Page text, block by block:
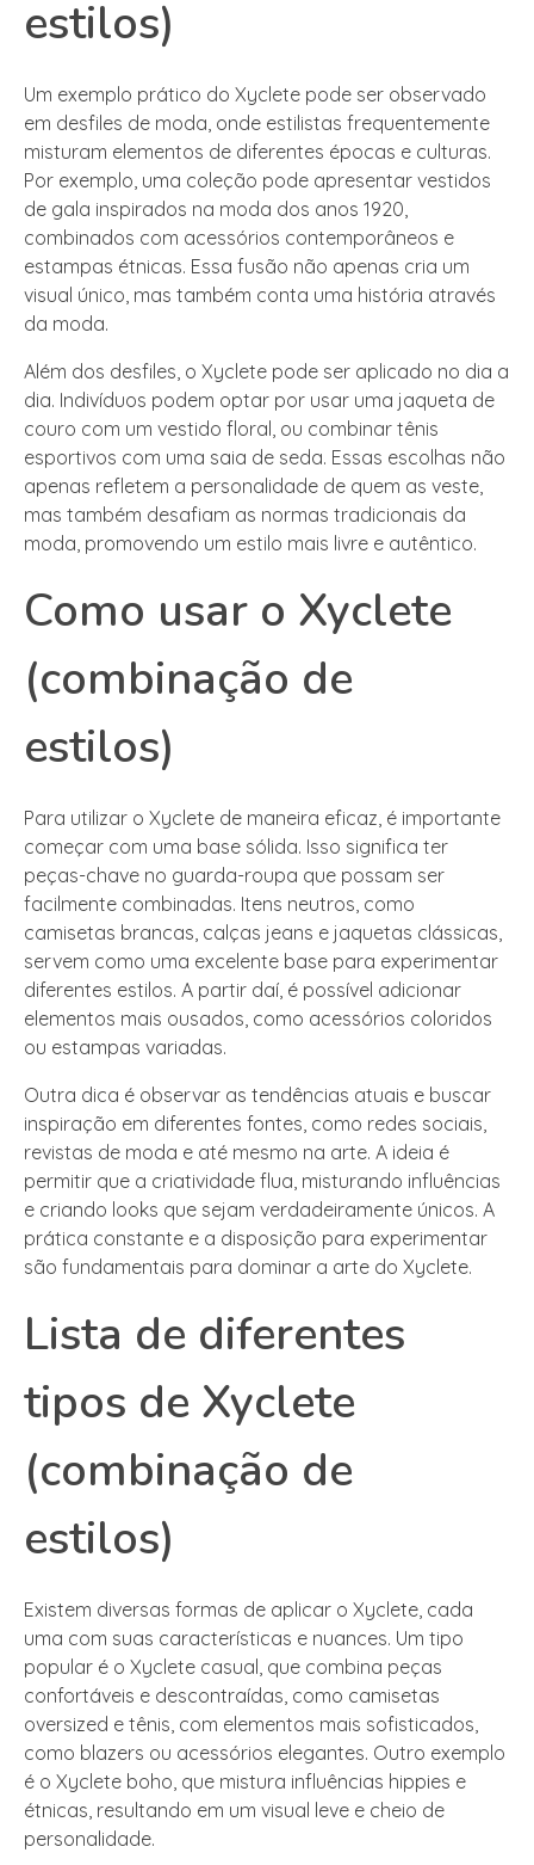
estilos)
Um exemplo prático do Xyclete pode ser observado
em desfiles de moda, onde estilistas frequentemente
misturam elementos de diferentes épocas e culturas.
Por exemplo, uma coleção pode apresentar vestidos
de gala inspirados na moda dos anos 1920,
combinados com acessórios contemporâneos e
estampas étnicas. Essa fusão não apenas cria um
visual único, mas também conta uma história através
da moda.
Além dos desfiles, o Xyclete pode ser aplicado no dia a
dia. Indivíduos podem optar por usar uma jaqueta de
couro com um vestido floral, ou combinar tênis
esportivos com uma saia de seda. Essas escolhas não
apenas refletem a personalidade de quem as veste,
mas também desafiam as normas tradicionais da
moda, promovendo um estilo mais livre e autêntico.
Como usar o Xyclete
(combinação de
estilos)
Para utilizar o Xyclete de maneira eficaz, é importante
começar com uma base sólida. Isso significa ter
peças-chave no guarda-roupa que possam ser
facilmente combinadas. Itens neutros, como
camisetas brancas, calças jeans e jaquetas clássicas,
servem como uma excelente base para experimentar
diferentes estilos. A partir daí, é possível adicionar
elementos mais ousados, como acessórios coloridos
ou estampas variadas.
Outra dica é observar as tendências atuais e buscar
inspiração em diferentes fontes, como redes sociais,
revistas de moda e até mesmo na arte. A ideia é
permitir que a criatividade flua, misturando influências
e criando looks que sejam verdadeiramente únicos. A
prática constante e a disposição para experimentar
são fundamentais para dominar a arte do Xyclete.
Lista de diferentes
tipos de Xyclete
(combinação de
estilos)
Existem diversas formas de aplicar o Xyclete, cada
uma com suas características e nuances. Um tipo
popular é o Xyclete casual, que combina peças
confortáveis e descontraídas, como camisetas
oversized e tênis, com elementos mais sofisticados,
como blazers ou acessórios elegantes. Outro exemplo
é o Xyclete boho, que mistura influências hippies e
étnicas, resultando em um visual leve e cheio de
personalidade.